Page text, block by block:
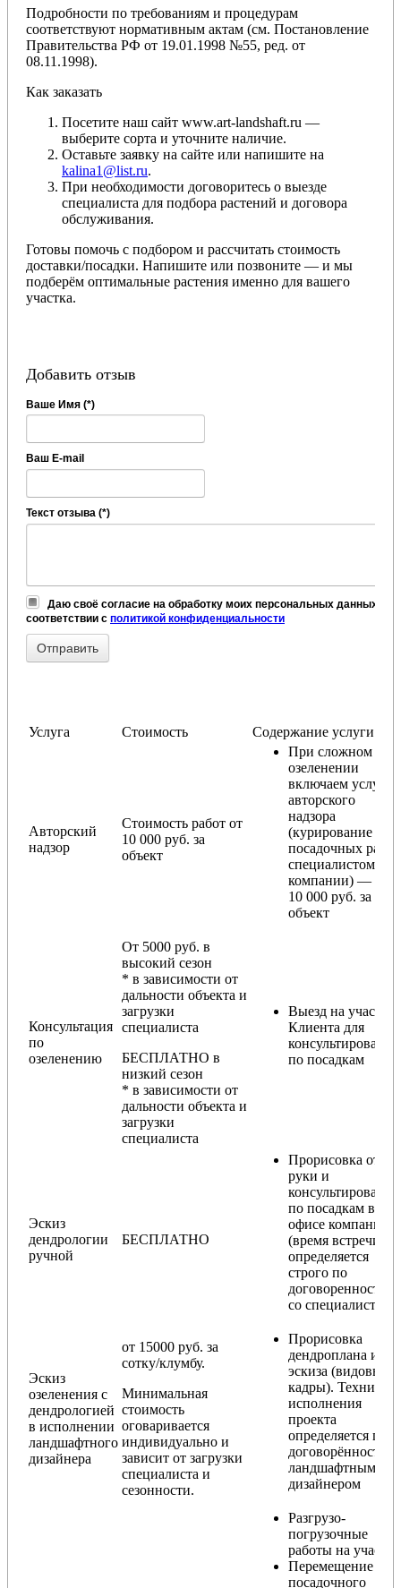
Подробности по требованиям и процедурам
соответствуют нормативным актам (см. Постановление
Правительства РФ от 19.01.1998 №55, ред. от
08.11.1998).
Как заказать
Посетите наш сайт www.art-landshaft.ru —
выберите сорта и уточните наличие.
Оставьте заявку на сайте или напишите на
kalina1@list.ru.
При необходимости договоритесь о выезде
специалиста для подбора растений и договора
обслуживания.
Готовы помочь с подбором и рассчитать стоимость
доставки/посадки. Напишите или позвоните — и мы
подберём оптимальные растения именно для вашего
участка.
Добавить отзыв
Ваше Имя (*)
Ваш E-mail
Текст отзыва (*)
Даю своё согласие на обработку моих персональных данных, в
соответствии с политикой конфиденциальности
Услуга Стоимость Содержание услуги
Авторский
надзор
Стоимость работ от
10 000 руб. за
объект
При сложном
озеленении
включаем услугу
авторского
надзора
(курирование
посадочных работ
специалистом
компании) — от
10 000 руб. за
объект
Консультация
по
озеленению
От 5000 руб. в
высокий сезон
* в зависимости от
дальности объекта и
загрузки
специалиста
БЕСПЛАТНО в
низкий сезон
* в зависимости от
дальности объекта и
загрузки
специалиста
Выезд на участок
Клиента для
консультирования
по посадкам
Эскиз
дендрологии
ручной
БЕСПЛАТНО
Прорисовка от
руки и
консультирование
по посадкам в
офисе компании
(время встречи
определяется
строго по
договоренности
со специалистом)
Эскиз
озеленения с
дендрологией
в исполнении
ландшафтного
дизайнера
от 15000 руб. за
сотку/клумбу.
Минимальная
стоимость
оговаривается
индивидуально и
зависит от загрузки
специалиста и
сезонности.
Прорисовка
дендроплана и
эскиза (видовые
кадры). Техника
исполнения
проекта
определяется по
договорённости с
ландшафтным
дизайнером
Разгрузо-
погрузочные
работы на участке
Перемещение
посадочного